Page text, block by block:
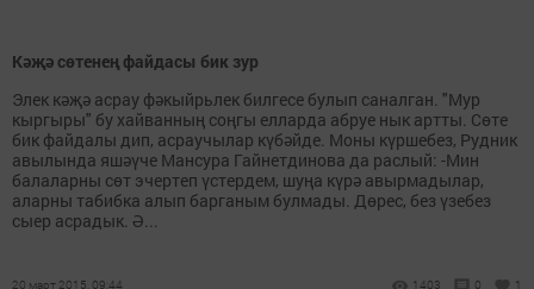
Кәҗә сөтенең файдасы бик зур
Элек кәҗә асрау фәкыйрьлек билгесе булып саналган. "Мур
кыргыры" бу хайванның соңгы елларда абруе нык артты. Сөте
бик файдалы дип, асраучылар күбәйде. Моны күршебез, Рудник
авылында яшәүче Мансура Гайнетдинова да раслый: -Мин
балаларны сөт эчертеп үстердем, шуңа күрә авырмадылар,
аларны табибка алып барганым булмады. Дөрес, без үзебез
сыер асрадык. Ә...
20 март 2015, 09:44 1403 0 1